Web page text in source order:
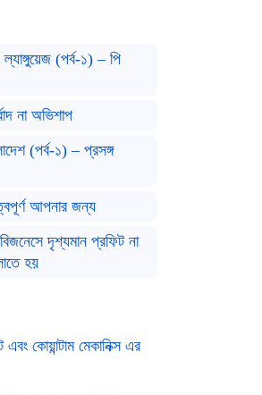
(পর্ব-১) – পি
না অভিশাপ
(পর্ব-১) – প্রসঙ্গ
আপনার জন্য
দৃশ্যমান প্রফিট না
হয়
এবং কোয়ান্টাম মেকানিক্স এর